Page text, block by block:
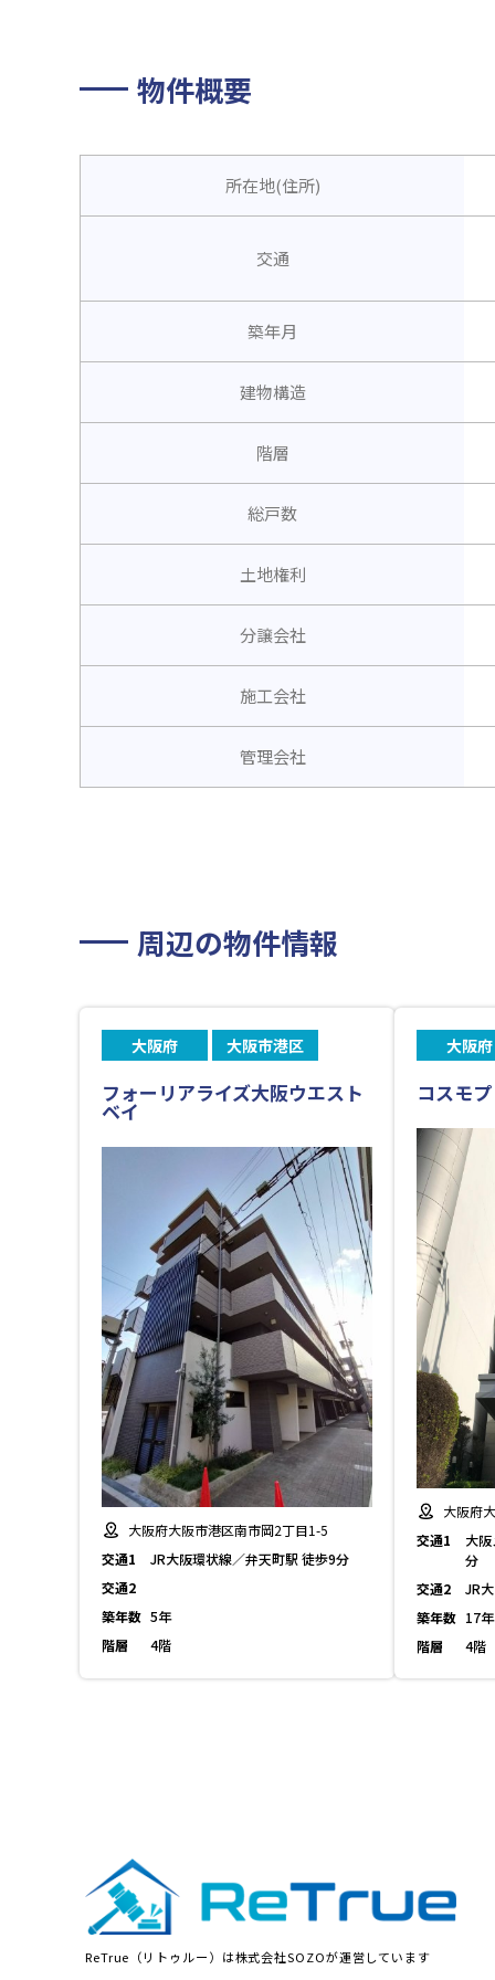
物件概要
所在地(住所)
交通
築年月
建物構造
階層
総戸数
土地権利
分譲会社
施工会社
管理会社
周辺の物件情報
大阪府 大阪市港区
フォーリアライズ大阪ウエスト
ベイ
大阪府大阪市港区南市岡2丁目1-5
交通1
JR大阪環状線／弁天町駅 徒歩9分
交通2
築年数 5年
階層
4階
大阪府
コスモ
大阪府
交通1
大
分
交通2
JR
築年数 17年
階層
4階
ReTrue（リトゥルー）は株式会社SOZOが運営しています